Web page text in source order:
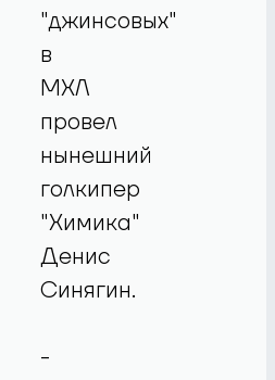
"джинсовых"
в
МХЛ
провел
нынешний
голкипер
"Химика"
Денис
Синягин.
-